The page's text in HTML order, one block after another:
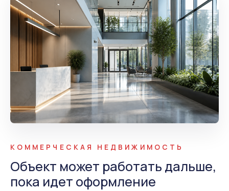
КОММЕРЧЕСКАЯ НЕДВИЖИМОСТЬ
Объект может работать дальше,
пока идет оформление